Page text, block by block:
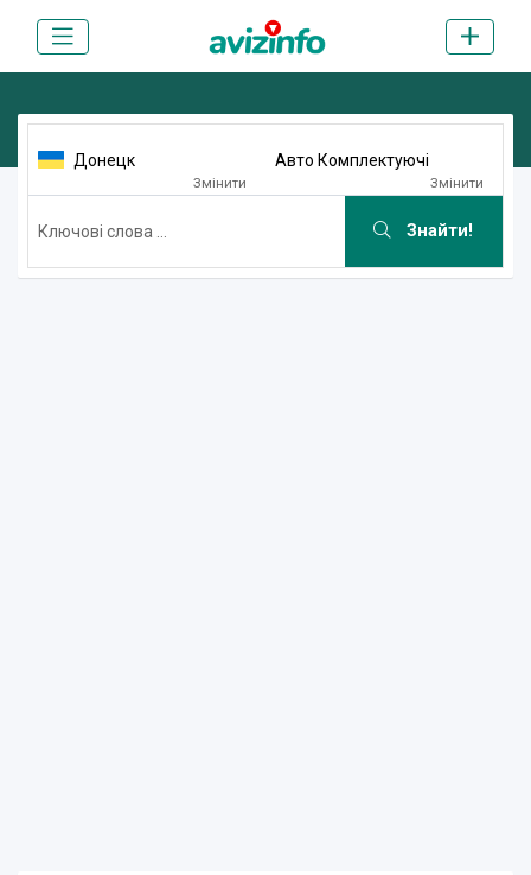
Донецк
Змінити
Авто Комплектуючі
Змінити
Знайти!